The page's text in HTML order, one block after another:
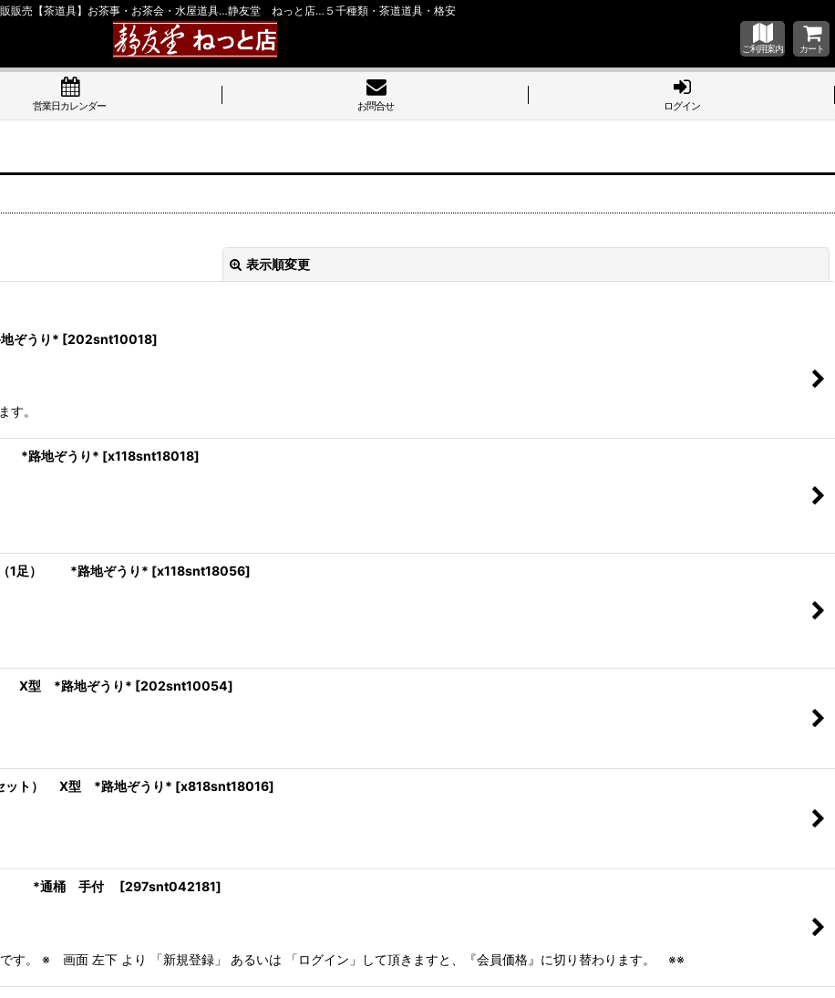
販売【茶道具】お茶事・お茶会・水屋道具…静友堂 ねっと店…５千種類・茶道道具・格安
ご利用案内 カート
営業日カレンダー お問合せ ログイン
表示順変更
ぞうり* [202snt10018]
。
*路地ぞうり* [x118snt18018]
1足） *路地ぞうり* [x118snt18056]
X型 *路地ぞうり* [202snt10054]
ット） X型 *路地ぞうり* [x818snt18016]
製 *通桶 手付 [297snt042181]
※ 画面 左下 より 「新規登録」 あるいは 「ログイン」して頂きますと、『会員価格』に切り替わります。 ※※